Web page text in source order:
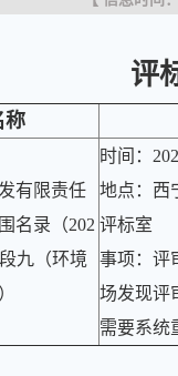
评
称
有限责任
名录（202
九（环境
时间：
地点：西
评标室
事项：评
场发现评
需要系统